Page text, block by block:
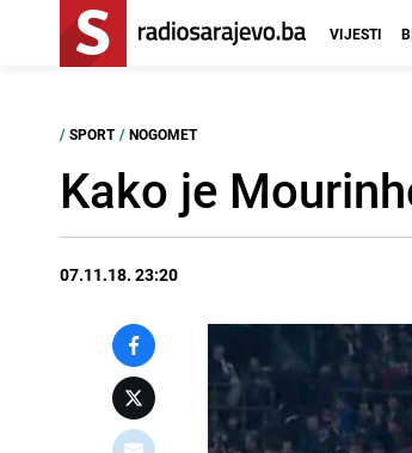
VIJESTI
/ SPORT / NOGOMET
Kako je
07.11.18. 23:20